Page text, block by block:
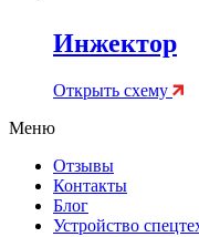
Инжектор
Открыть схему
Меню
Отзывы
Контакты
Блог
Устройство